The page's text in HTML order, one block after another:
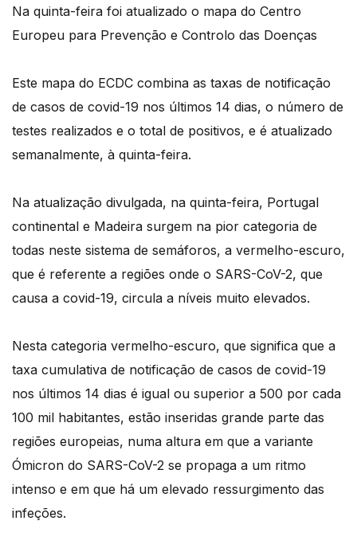
Na quinta-feira foi atualizado o mapa do Centro
Europeu para Prevenção e Controlo das Doenças
Este mapa do ECDC combina as taxas de notificação
de casos de covid-19 nos últimos 14 dias, o número de
testes realizados e o total de positivos, e é atualizado
semanalmente, à quinta-feira.
Na atualização divulgada, na quinta-feira, Portugal
continental e Madeira surgem na pior categoria de
todas neste sistema de semáforos, a vermelho-escuro,
que é referente a regiões onde o SARS-CoV-2, que
causa a covid-19, circula a níveis muito elevados.
Nesta categoria vermelho-escuro, que significa que a
taxa cumulativa de notificação de casos de covid-19
nos últimos 14 dias é igual ou superior a 500 por cada
100 mil habitantes, estão inseridas grande parte das
regiões europeias, numa altura em que a variante
Ómicron do SARS-CoV-2 se propaga a um ritmo
intenso e em que há um elevado ressurgimento das
infeções.